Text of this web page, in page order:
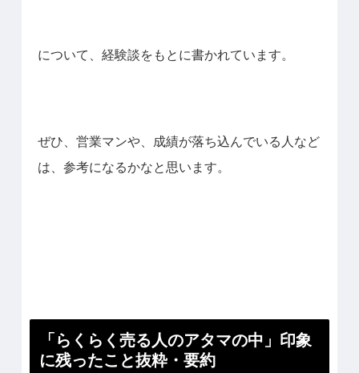
について、経験談をもとに書かれています。
ぜひ、営業マンや、成績が落ち込んでいる人など
は、参考になるかなと思います。
「らくらく売る人のアタマの中」印象
に残ったこと抜粋・要約